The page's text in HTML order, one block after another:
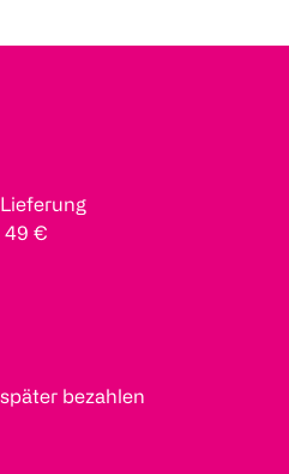
49 €
bezahlen